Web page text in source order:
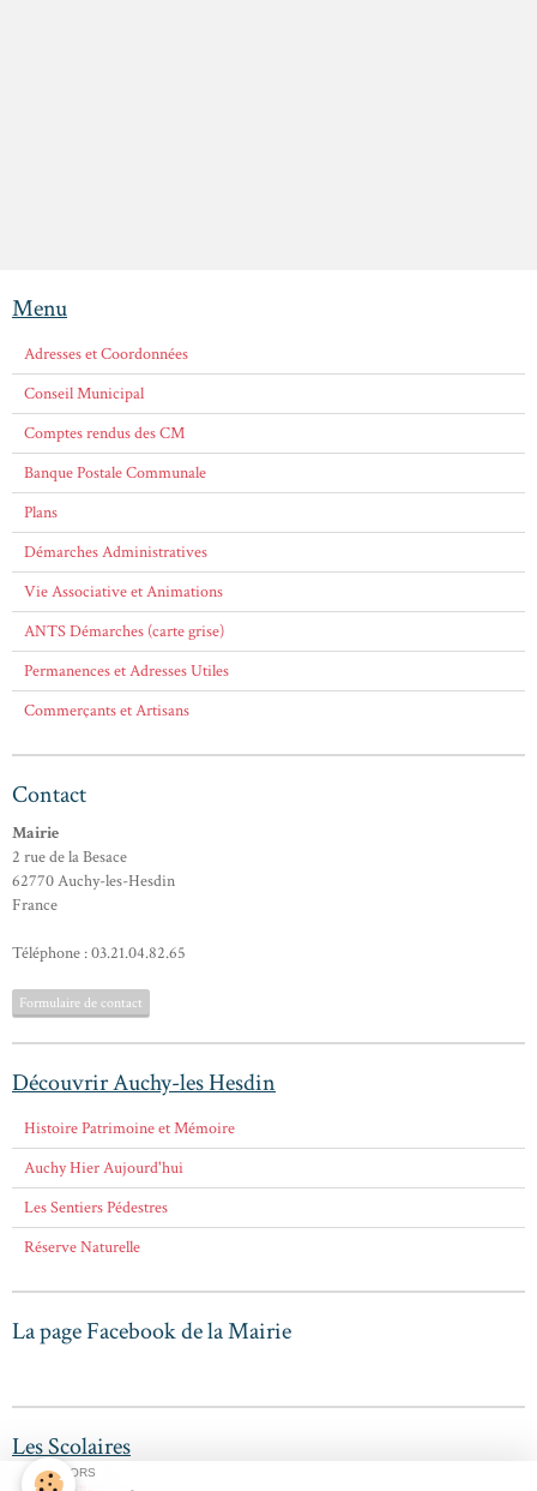
Menu
Adresses et Coordonnées
Conseil Municipal
Comptes rendus des CM
Banque Postale Communale
Plans
Démarches Administratives
Vie Associative et Animations
ANTS Démarches (carte grise)
Permanences et Adresses Utiles
Commerçants et Artisans
Contact
Mairie
2 rue de la Besace
62770 Auchy-les-Hesdin
France
Téléphone : 03.21.04.82.65
Formulaire de contact
Découvrir Auchy-les Hesdin
Histoire Patrimoine et Mémoire
Auchy Hier Aujourd'hui
Les Sentiers Pédestres
Réserve Naturelle
La page Facebook de la Mairie
Les Scolaires
SPONSORS